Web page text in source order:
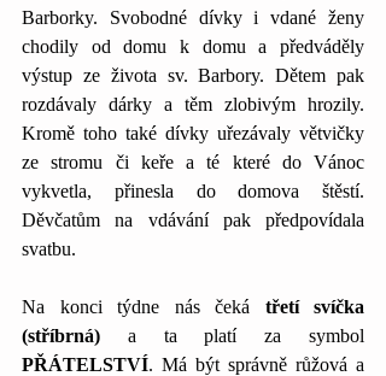
Barborky. Svobodné dívky i vdané ženy
chodily od domu k domu a předváděly
výstup ze života sv. Barbory. Dětem pak
rozdávaly dárky a těm zlobivým hrozily.
Kromě toho také dívky uřezávaly větvičky
ze stromu či keře a té které do Vánoc
vykvetla, přinesla do domova štěstí.
Děvčatům na vdávání pak předpovídala
svatbu.
Na konci týdne nás čeká třetí svíčka
(stříbrná)
PŘÁTELSTVÍ. Má být správně růžová a